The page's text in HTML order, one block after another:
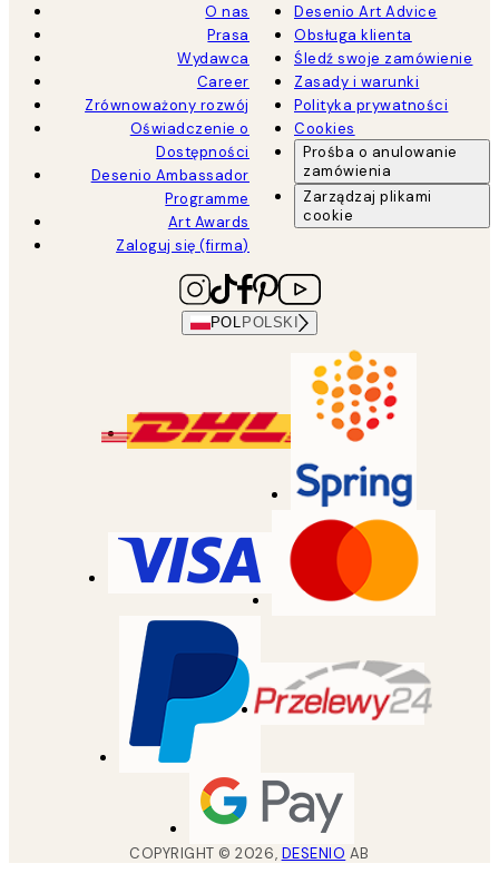
O nas
Prasa
Wydawca
Career
Zrównoważony rozwój
Oświadczenie o
Dostępności
Desenio Ambassador
Programme
Art Awards
Zaloguj się (firma)
Desenio Art Advice
Obsługa klienta
Śledź swoje zamówienie
Zasady i warunki
Polityka prywatności
Cookies
Prośba o anulowanie
zamówienia
Zarządzaj plikami
cookie
POL POLSKI
COPYRIGHT ©2026, DESENIO AB